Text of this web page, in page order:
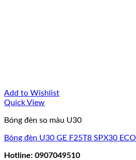
Add to Wishlist
Quick View
Bóng đèn so màu U30
Bóng đèn U30 GE F25T8 SPX30 ECO
Hotline: 0907049510